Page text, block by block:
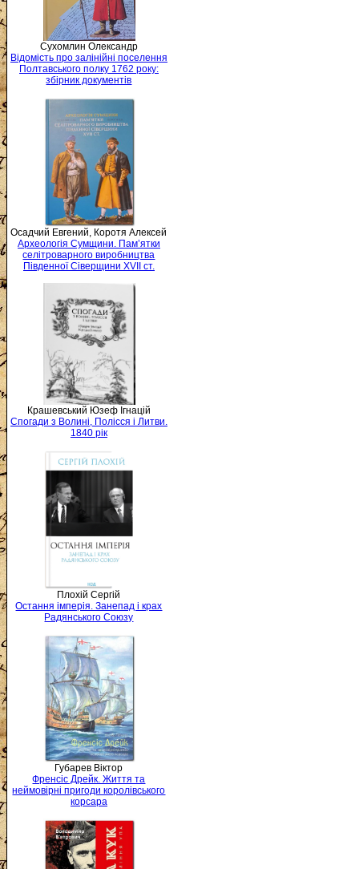
Сухомлин Олександр
Відомість про залінійні поселення
Полтавського полку 1762 року:
збірник документів
Осадчий Евгений, Коротя Алексей
Археологія Сумщини. Пам’ятки
селітроварного виробництва
Південної Сіверщини XVII ст.
Крашевський Юзеф Ігнацій
Спогади з Волині, Полісся і Литви.
1840 рік
Плохій Сергій
Остання імперія. Занепад і крах
Радянського Союзу
Губарев Віктор
Френсіс Дрейк. Життя та
неймовірні пригоди королівського
корсара